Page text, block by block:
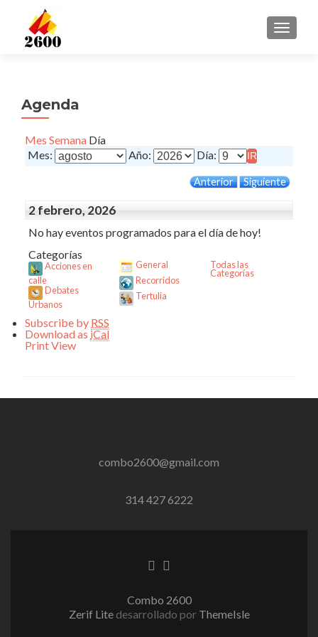
Agenda
Mes Semana Día
Mes:
Año: Día:
Anterior Siguiente
2 febrero, 2026
No hay eventos programados para el día de hoy!
Categorías
Acciones en
calle
Debates
Urbanos
General
Recorridos
Tertulia
Todas las
Categorías
Subscribe by RSS
Download as iCal
PrintView
combo2600@gmail.com
314 427 6222
EnlaceEnlace
Combo 2600
Zerif Lite desarrollado por ThemeIsle